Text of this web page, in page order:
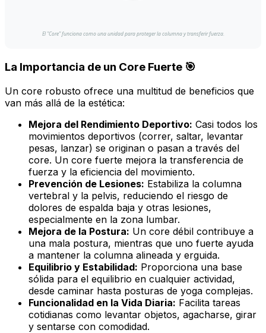
El "Core" funciona como una unidad para proteger la columna y transferir fuerza.
La Importancia de un Core Fuerte 🎯
Un core robusto ofrece una multitud de beneficios que
van más allá de la estética:
Mejora del Rendimiento Deportivo: Casi todos los
movimientos deportivos (correr, saltar, levantar
pesas, lanzar) se originan o pasan a través del
core. Un core fuerte mejora la transferencia de
fuerza y la eficiencia del movimiento.
Prevención de Lesiones: Estabiliza la columna
vertebral y la pelvis, reduciendo el riesgo de
dolores de espalda baja y otras lesiones,
especialmente en la zona lumbar.
Mejora de la Postura: Un core débil contribuye a
una mala postura, mientras que uno fuerte ayuda
a mantener la columna alineada y erguida.
Equilibrio y Estabilidad: Proporciona una base
sólida para el equilibrio en cualquier actividad,
desde caminar hasta posturas de yoga complejas.
Funcionalidad en la Vida Diaria: Facilita tareas
cotidianas como levantar objetos, agacharse, girar
y sentarse con comodidad.